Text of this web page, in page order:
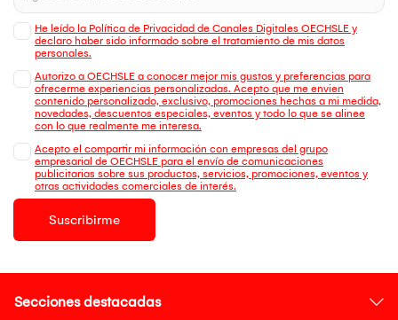
He leído la Política de Privacidad de Canales Digitales OECHSLE y
declaro haber sido informado sobre el tratamiento de mis datos
personales.
Autorizo a OECHSLE a conocer mejor mis gustos y preferencias para
ofrecerme experiencias personalizadas. Acepto que me envien
contenido personalizado, exclusivo, promociones hechas a mi medida,
novedades, descuentos especiales, eventos y todo lo que se alinee
con lo que realmente me interesa.
Acepto el compartir mi información con empresas del grupo
empresarial de OECHSLE para el envío de comunicaciones
publicitarias sobre sus productos, servicios, promociones, eventos y
otras actividades comerciales de interés.
Suscribirme
Secciones destacadas